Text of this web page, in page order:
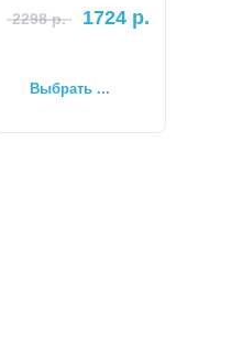
2298р. 1724 р.
Выбрать ...